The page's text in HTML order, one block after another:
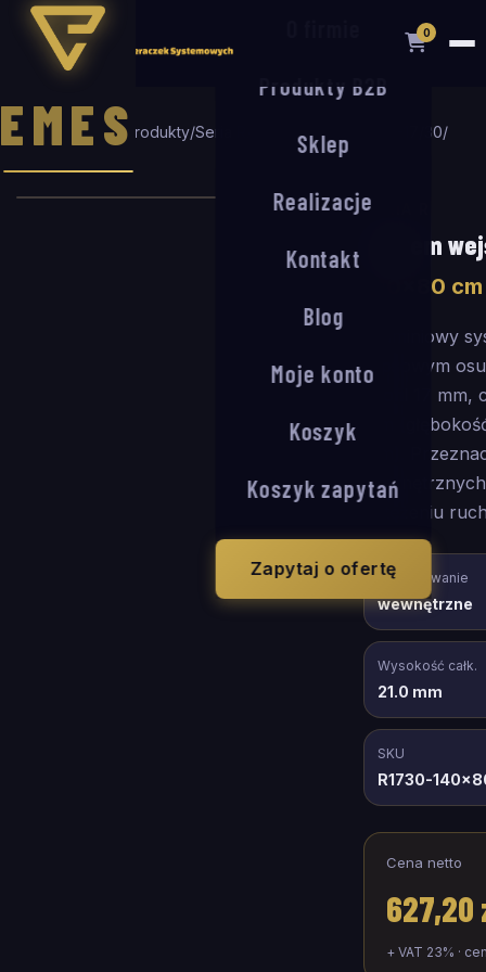
EMES
0
Produkty B2B
Sklep
Realizacje
Kontakt
Blog
Moje konto
Koszyk
Koszyk zapytań
Zapytaj o ofertę
Strona główna /Produkty/Seria R System wejściowy R-17/30/
SERIA R
System
80 cm
Aluminiowy
rypsowym
Profil 17 mm,
mm
mm).
natężeniu
Zastosowanie
wewnętrzne
Wysokość całk.
21.0 mm
SKU
R1730-
Cena netto
627,20
+ VAT 23% ·